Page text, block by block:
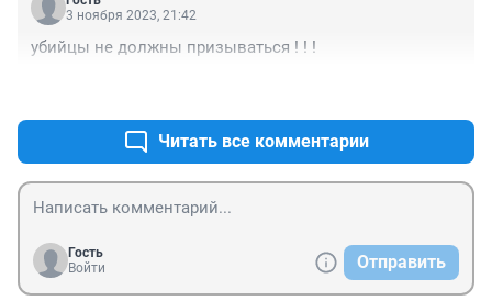
3 ноября 2023, 21:42
убийцы не должны призываться ! ! !
Читать все комментарии
Гость
Войти
Отправить